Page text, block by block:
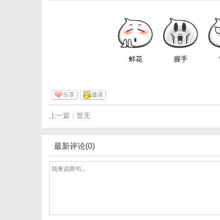
鲜花 握手
分享 邀请
上一篇：暂无
最新评论(0)